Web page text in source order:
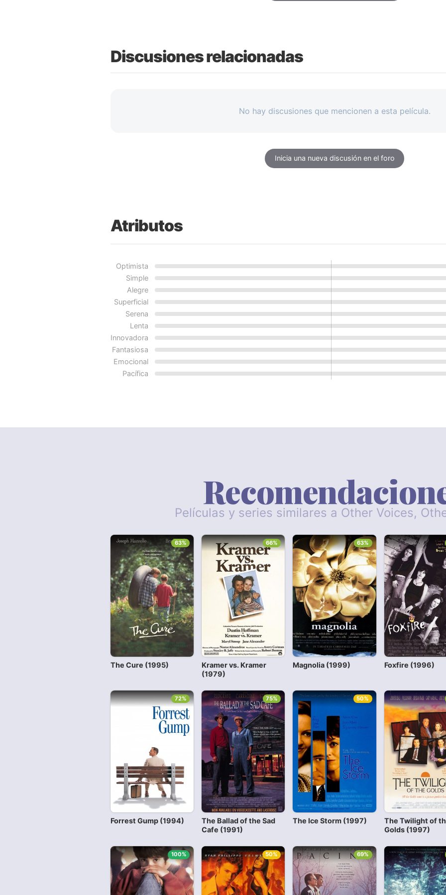
Discusiones relacionadas
No hay discusiones que mencionen a esta película.
Inicia una nueva discusión en el foro
Atributos
Optimista
Simple
Alegre
Superficial
Serena
Lenta
Innovadora
Fantasiosa
Emocional
Pacífica
Películas y series similares a Other Voices,
The Cure (1995)
63%
Kramer vs. Kramer
(1979)
66%
Magnolia (1999)
63%
Foxfire (1996)
Forrest Gump (1994)
72%
The Ballad of the Sad
Cafe (1991)
75%
The Ice Storm (1997)
50%
The Twilight of
Golds (1997)
100% 50% 69%